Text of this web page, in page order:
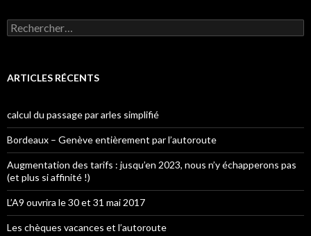
Rechercher :
ARTICLES RÉCENTS
calcul du passage par arles simplifié
Bordeaux – Genève entièrement par l’autoroute
Augmentation des tarifs : jusqu’en 2023, nous n’y échapperons pas
(et plus si affinité !)
L’A9 ouvrira le 30 et 31 mai 2017
Les chèques vacances et l’autoroute